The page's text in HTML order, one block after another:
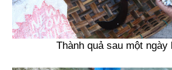
Thành quả sau một ngày